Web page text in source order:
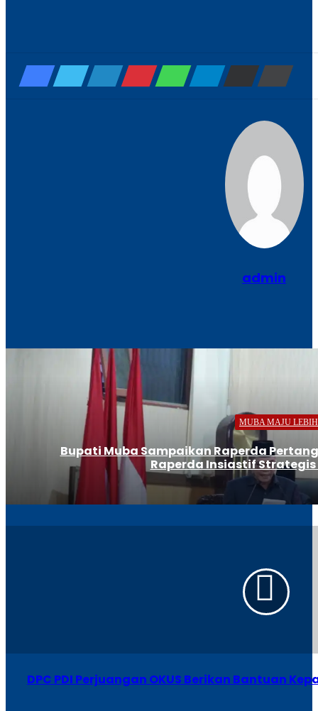
admin
MUBA MAJU LEBIH
Bupati Muba Sampaikan Raperda
Raperda Insiastif Strategis
DPC PDI Perjuangan OKUS Berikan Bantuan